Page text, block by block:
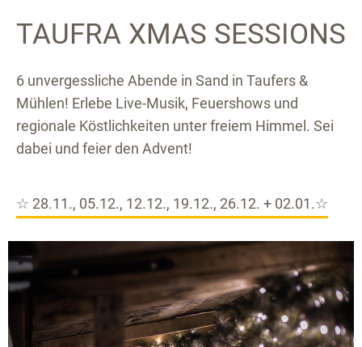
TAUFRA XMAS SESSIONS
6 unvergessliche Abende in Sand in Taufers &
Mühlen! Erlebe Live-Musik, Feuershows und
regionale Köstlichkeiten unter freiem Himmel. Sei
dabei und feier den Advent!
☆ 28.11., 05.12., 12.12., 19.12., 26.12. + 02.01.☆